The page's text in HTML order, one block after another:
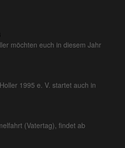
möchten euch in diesem Jahr
1995 e. V. startet auch in
(Vatertag), findet ab